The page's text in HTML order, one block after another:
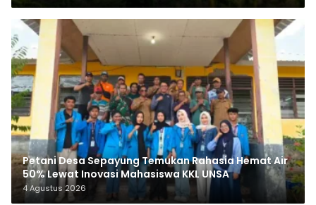
Petani Desa Sepayung Temukan Rahasia Hemat Air
50% Lewat Inovasi Mahasiswa KKL UNSA
4 Agustus 2026